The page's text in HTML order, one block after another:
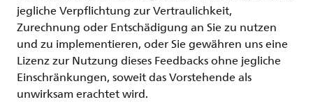
jegliche Verpflichtung zur Vertraulichkeit,
Zurechnung oder Entschädigung an Sie zu nutzen
und zu implementieren, oder Sie gewähren uns eine
Lizenz zur Nutzung dieses Feedbacks ohne jegliche
Einschränkungen, soweit das Vorstehende als
unwirksam erachtet wird.